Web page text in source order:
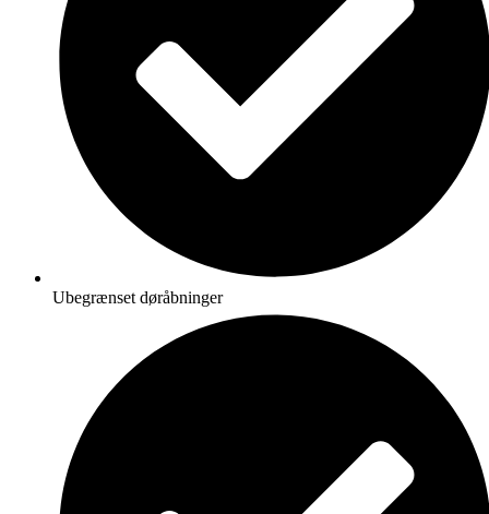
Ubegrænset døråbninger